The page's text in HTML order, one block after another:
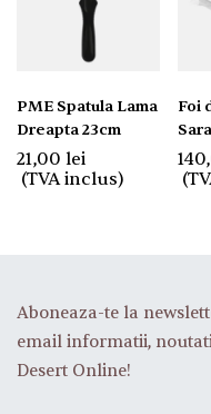
PME Spatula Lama
Dreapta 23cm
21,00 lei
(TVA inclus)
Foi
Aboneaza-te la
email informatii,
Desert Online!